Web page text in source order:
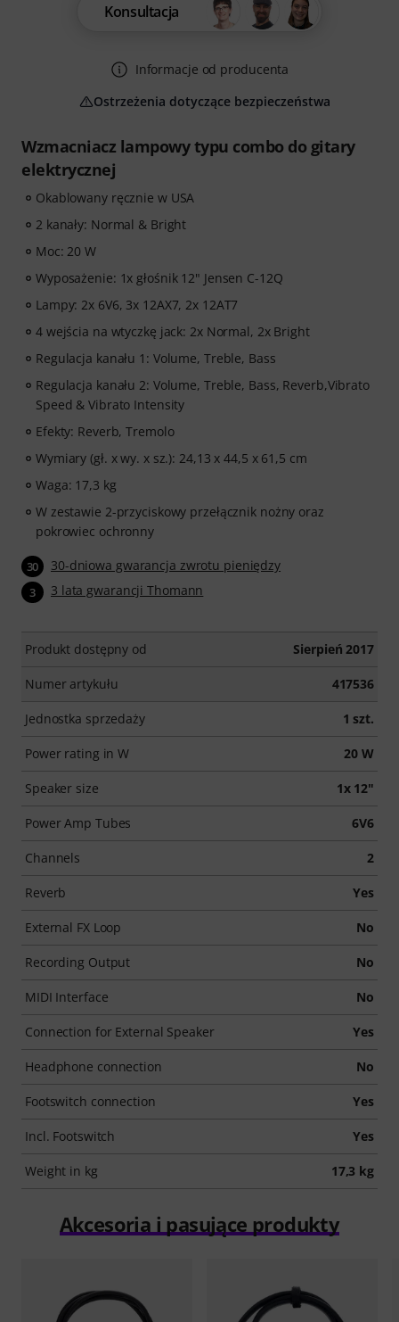
Wzmacniacz lampowy typu combo do gitary
elektrycznej
Okablowany ręcznie w USA
2 kanały: Normal & Bright
Moc: 20 W
Wyposażenie: 1x głośnik 12" Jensen C-12Q
Lampy: 2x 6V6, 3x 12AX7, 2x 12AT7
4 wejścia na wtyczkę jack: 2x Normal, 2x Bright
Regulacja kanału 1: Volume, Treble, Bass
Regulacja kanału 2: Volume, Treble, Bass, Reverb,Vibrato
Speed & Vibrato Intensity
Efekty: Reverb, Tremolo
Wymiary (gł. x wy. x sz.): 24,13 x 44,5 x 61,5 cm
Waga: 17,3 kg
W zestawie 2-przyciskowy przełącznik nożny oraz
pokrowiec ochronny
30 30-dniowa gwarancja zwrotu pieniędzy
3 3 lata gwarancji Thomann
Produkt dostępny od Sierpień 2017
Numer artykułu 417536
Jednostka sprzedaży 1 szt.
Power rating in W 20 W
Speaker size 1x 12"
Power Amp Tubes 6V6
Channels 2
Reverb Yes
External FX Loop No
Recording Output No
MIDI Interface No
Connection for External Speaker Yes
Headphone connection No
Footswitch connection Yes
Incl. Footswitch Yes
Weight in kg 17,3 kg
Konsultacja
Informacje od producenta
Ostrzeżenia dotyczące bezpieczeństwa
Akcesoria i pasujące produkty